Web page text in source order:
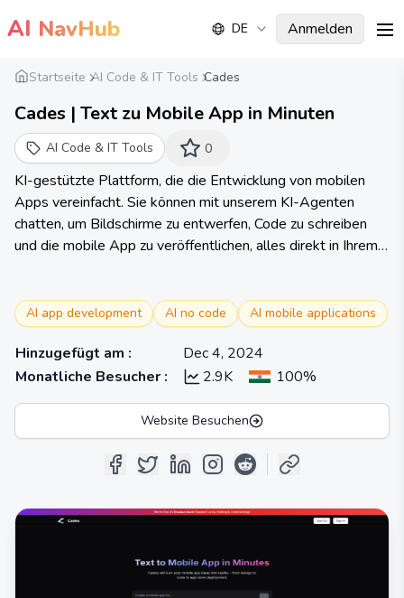
AI NavHub DE Anmelden
Startseite AI Code & IT Tools Cades
Cades | Text zu Mobile App in Minuten
AI Code & IT Tools 0
KI-gestützte Plattform, die die Entwicklung von mobilen
Apps vereinfacht. Sie können mit unserem KI-Agenten
chatten, um Bildschirme zu entwerfen, Code zu schreiben
und die mobile App zu veröffentlichen, alles direkt in Ihrem
AI app development AI no code AI mobile applications
Hinzugefügt am :
Dec 4, 2024
Monatliche Besucher : 2.9K 100%
Website Besuchen